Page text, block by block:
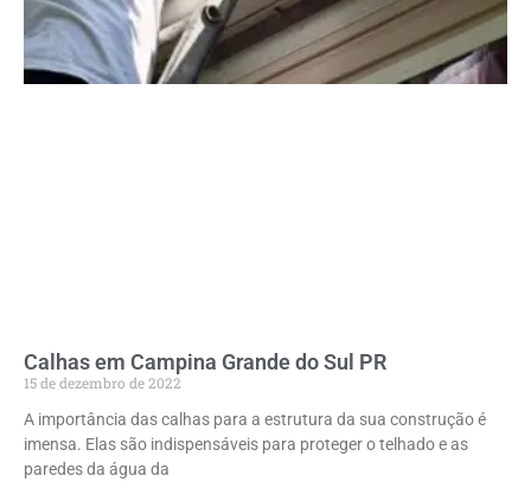
Calhas em Campina Grande do Sul PR
15 de dezembro de 2022
A importância das calhas para a estrutura da sua construção é
imensa. Elas são indispensáveis para proteger o telhado e as
paredes da água da